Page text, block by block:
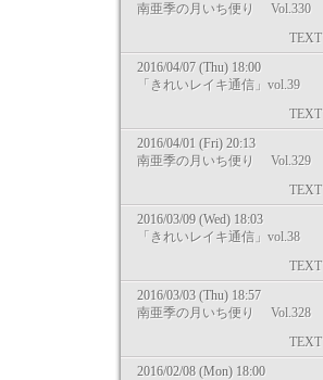
南亜季の月いち便り Vol.330
TEXT
2016/04/07 (Thu) 18:00
「きれいレイキ通信」vol.39
TEXT
2016/04/01 (Fri) 20:13
南亜季の月いち便り Vol.329
TEXT
2016/03/09 (Wed) 18:03
「きれいレイキ通信」vol.38
TEXT
2016/03/03 (Thu) 18:57
南亜季の月いち便り Vol.328
TEXT
2016/02/08 (Mon) 18:00